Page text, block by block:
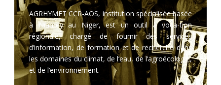
AGRHYMET CCR-AOS, institution spécialisée basée
à Niamey au Niger, est un outil à voca-tion
régionale, chargé de fournir des services
d’information, de formation et de recherche dans
les domaines du climat, de l’eau, de l’agroécologie,
et de l’environnement.